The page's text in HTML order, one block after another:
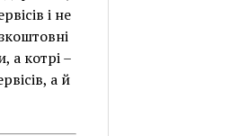
і не
а котрі –
а й